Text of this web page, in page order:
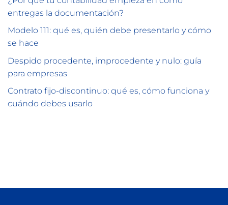
entregas la documentación?
Modelo 111: qué es, quién debe presentarlo y cómo
se hace
Despido procedente, improcedente y nulo: guía
para empresas
Contrato fijo-discontinuo: qué es, cómo funciona y
cuándo debes usarlo